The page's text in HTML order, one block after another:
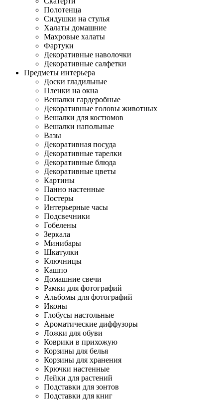
Полотенца
Сидушки на стулья
Халаты домашние
Махровые халаты
Фартуки
Декоративные наволочки
Декоративные салфетки
Предметы интерьера
Доски гладильные
Пленки на окна
Вешалки гардеробные
Декоративные головы животных
Вешалки для костюмов
Вешалки напольные
Вазы
Декоративная посуда
Декоративные тарелки
Декоративные блюда
Декоративные цветы
Картины
Панно настенные
Постеры
Интерьерные часы
Подсвечники
Гобелены
Зеркала
Минибары
Шкатулки
Ключницы
Кашпо
Домашние свечи
Рамки для фотографий
Альбомы для фотографий
Иконы
Глобусы настольные
Ароматические диффузоры
Ложки для обуви
Коврики в прихожую
Корзины для белья
Корзины для хранения
Крючки настенные
Лейки для растений
Подставки для зонтов
Подставки для книг